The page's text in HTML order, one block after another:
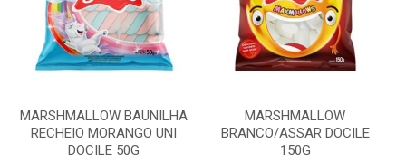
MARSHMALLOW BAUNILHA
RECHEIO MORANGO UNI
DOCILE 50G
MARSHMALLOW
BRANCO/ASSAR DOCILE
150G